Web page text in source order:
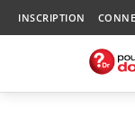
INSCRIPTION